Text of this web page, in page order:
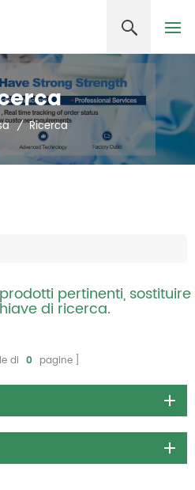
/ Ricerca
pertinenti, sostituire
di ricerca.
di 0 pagine